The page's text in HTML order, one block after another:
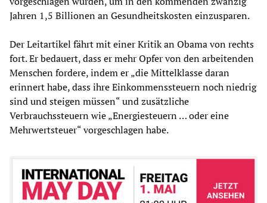
Jahren 1,5 Billionen an Gesundheitskosten einzusparen.
Der Leitartikel fährt mit einer Kritik an Obama von rechts
fort. Er bedauert, dass er mehr Opfer von den arbeitenden
Menschen fordere, indem er „die Mittelklasse daran
erinnert habe, dass ihre Einkommenssteuern noch niedrig
sind und steigen müssen“ und zusätzliche
Verbrauchssteuern wie „Energiesteuern … oder eine
Mehrwertsteuer“ vorgeschlagen habe.